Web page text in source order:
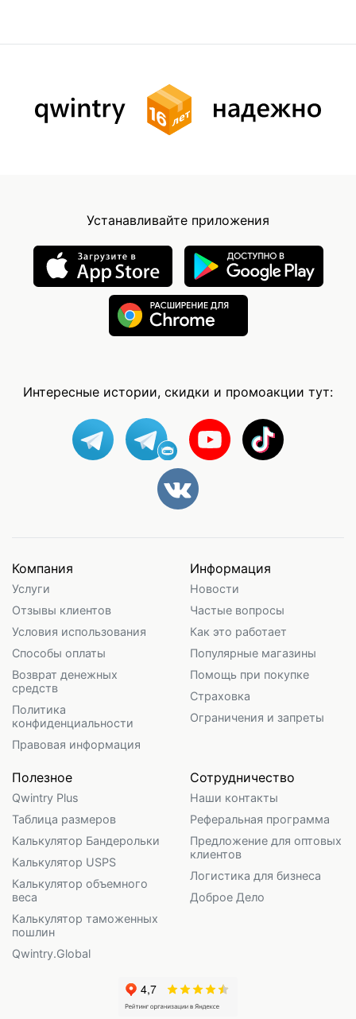
Устанавливайте приложения
Интересные истории, скидки и промоакции тут:
Компания
Услуги
Отзывы клиентов
Условия использования
Способы оплаты
Возврат денежных
средств
Политика
конфиденциальности
Правовая информация
Информация
Новости
Частые вопросы
Как это работает
Популярные магазины
Помощь при покупке
Страховка
Ограничения и запреты
Полезное
Qwintry Plus
Таблица размеров
Калькулятор Бандерольки
Калькулятор USPS
Калькулятор объемного
веса
Калькулятор таможенных
пошлин
Qwintry.Global
Сотрудничество
Наши контакты
Реферальная программа
Предложение для оптовых
клиентов
Логистика для бизнеса
Доброе Дело